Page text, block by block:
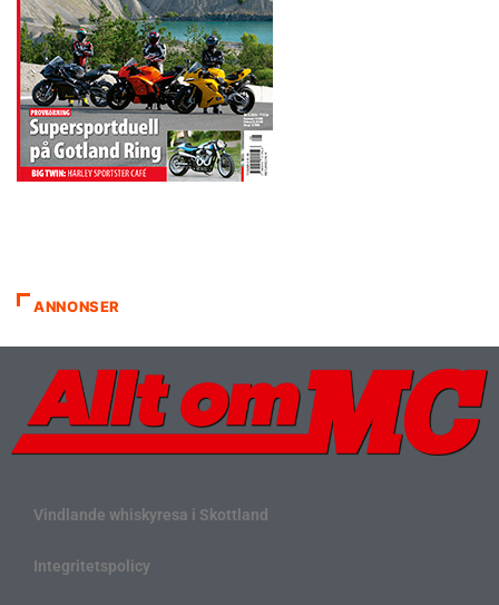
ANNONSER
Vindlande whiskyresa i Skottland
Integritetspolicy